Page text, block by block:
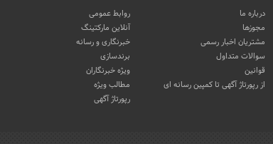
درباره ما
مجوزها
مشتریان اخبار رسمی
سوالات متداول
قوانین
از رپورتاژ آگهی تا کمپین رسانه ای
روابط عمومی
آنلاین مارکتینگ
خبرنگاری و رسانه
برندسازی
ویژه خبرنگاران
مطالب ویژه
رپورتاژ آگهی